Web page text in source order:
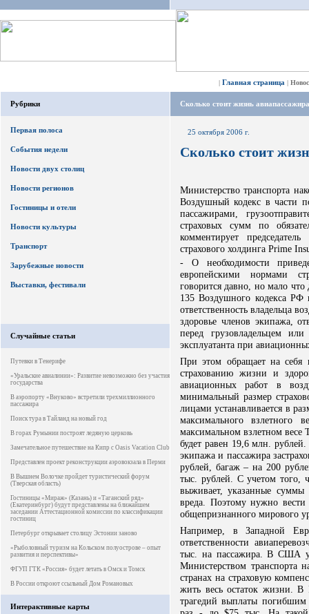
| Главная страница |
Рубрики
Первая полоса
События недели
Новости двух столиц
Новости регионов
Гостиницы и отели
Новости культуры
Транспорт
Зарубежные новости
Выставки, фестивали
Случайные статьи
Путевки в Тенерифе
«Уральские авиалинии»: Развитие невозможно без участия
государства
В аэропорту «Внуково» встретили трехмиллионного
пассажира
Поиск тура в Тайланд на новый год
В горах Румынии построят ледяную церковь
Замечательное путешествие на Кипр с Oasis Vacation Club
Представлен проект реконструкции аэровокзала в Перми
В Вышнем Волочке пройдет туристический форум
(Тверская область)
Гостиницы «Мираж» (Казань) и «Таганский ряд»
(Екатеринбург) будут представлены на ближайшем
заседании Аттестационной комиссии по классификации
гостиниц
Петербург открывает столицу Эстонии заново
«Рыболовный туризм на Кольском полуострове – опыт
развития и перспективы»
ФГУП ГТК «Россия» будет летать в Омск и Томск
В России откроют ссыльный Дом Романовых
Интерактивные карты
Сколько стоит жизнь авиапассажира
25 октября 2006 г.
Сколько стоит
Министерство транспорта
Воздушный кодекс в части
пассажирами,
страховых сумм по
комментирует
страхового холдинга Prime
- О необходимости
европейскими нормами
говорится давно, но мало что
135 Воздушного кодекса РФ
ответственность владельца
здоровье членов экипажа,
перед грузовладельцем или
эксплуатанта при
При этом обращает на себя
страхованию жизни и
авиационных работ в
минимальный размер
лицами устанавливается в
максимального взлетного
максимальном взлетном весе
будет равен 19,6 млн.
экипажа и пассажира
рублей, багаж – на 200
тыс. рублей. С учетом того,
выживает, указанные суммы
вреда. Поэтому нужно
общепризнанного мирового
Например, в Западной
ответственности
тыс. на пассажира. В США
Министерством
странах на страховую
жить весь остаток жизни. В
трагедий выплаты